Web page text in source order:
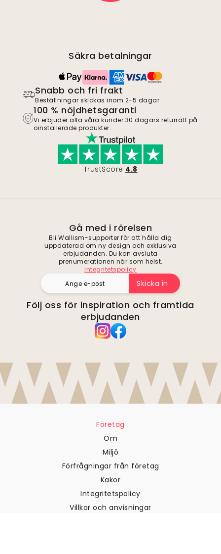
Säkra betalningar
Snabb och fri frakt
Beställningar skickas inom 2-5 dagar.
100 % nöjdhetsgaranti
Vi erbjuder alla våra kunder 30 dagars returrätt på
oinstallerade produkter.
TrustScore 4.8
Gå med i rörelsen
Bli Wallism-supporter för att hålla dig
uppdaterad om ny design och exklusiva
erbjudanden. Du kan avsluta
prenumerationen när som helst.
Integritetspolicy
Skicka in
Följ oss för inspiration och framtida
erbjudanden
Företag
Om
Miljö
Förfrågningar från företag
Kakor
Integritetspolicy
Villkor och anvisningar